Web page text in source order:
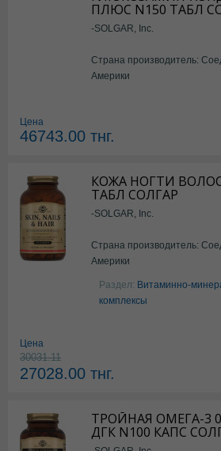
ПЛЮС N150 ТАБЛ
-SOLGAR, Inc.
Страна производитель:
Америки
Цена
46743.00 тнг.
КОЖА НОГТИ
ТАБЛ СОЛГАР
-SOLGAR, Inc.
Страна производитель:
Америки
Раздел: Витаминно-
комплексы
Цена
30031.11
27028.00 тнг.
ТРОЙНАЯ ОМЕГА-3
ДГК N100 КАПС